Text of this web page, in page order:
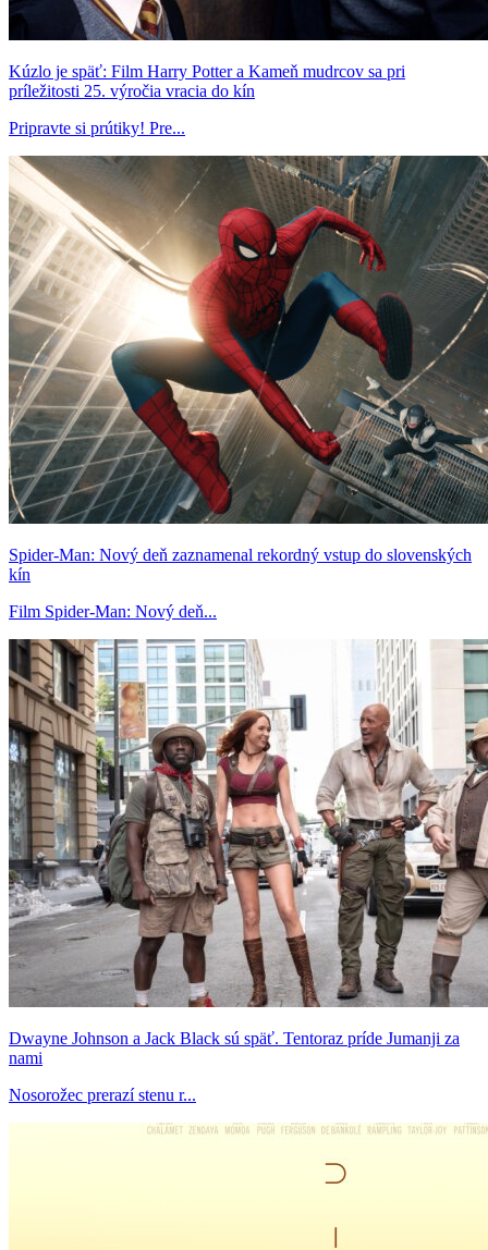
Kúzlo je späť: Film Harry Potter a Kameň mudrcov sa pri
príležitosti 25. výročia vracia do kín
Pripravte si prútiky! Pre...
Spider-Man: Nový deň zaznamenal rekordný vstup do slovenských
kín
Film Spider-Man: Nový deň...
Dwayne Johnson a Jack Black sú späť. Tentoraz príde Jumanji za
nami
Nosorožec prerazí stenu r...